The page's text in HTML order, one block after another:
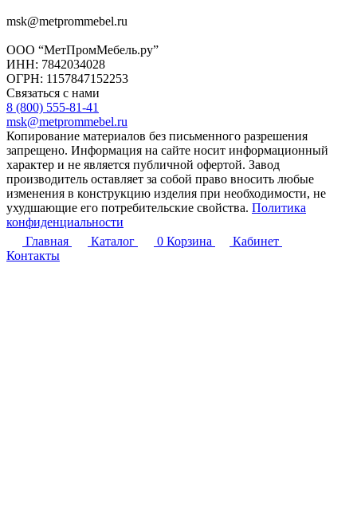
msk@metprommebel.ru
ООО “МетПромМебель.ру”
ИНН: 7842034028
ОГРН: 1157847152253
Связаться с нами
8 (800) 555-81-41
msk@metprommebel.ru
Копирование материалов без письменного разрешения
запрещено. Информация на сайте носит информационный
характер и не является публичной офертой. Завод
производитель оставляет за собой право вносить любые
изменения в конструкцию изделия при необходимости, не
ухудшающие его потребительские свойства. Политика
конфиденциальности
Главная
Каталог 0 Корзина
Кабинет
Контакты